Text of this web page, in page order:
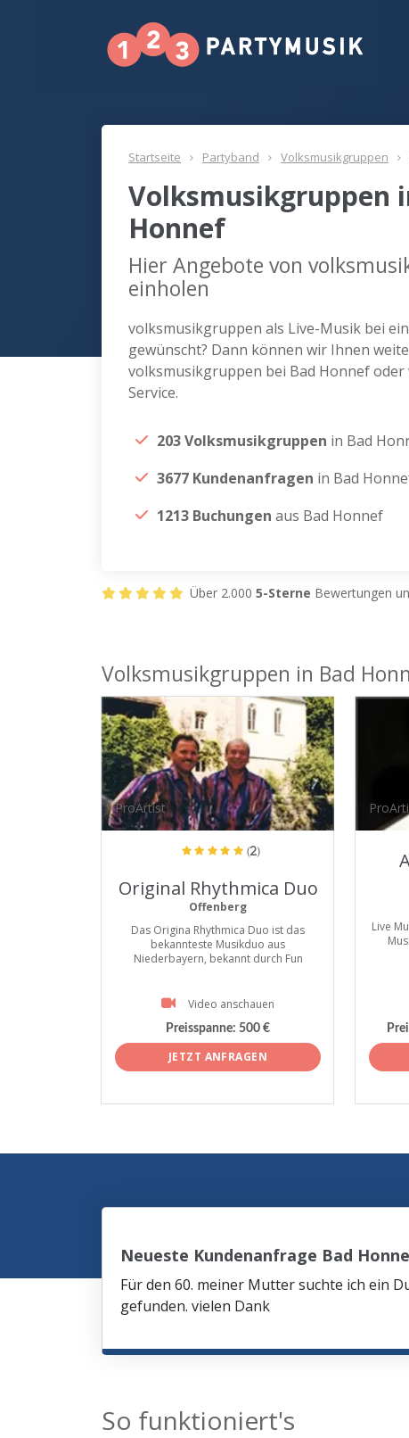
Startseite Partyband Volksmusikgruppen
Volksmusikgruppen
Honnef
Hier Angebote von
einholen
volksmusikgruppen als Live-Musik bei
gewünscht? Dann können wir Ihnen
volksmusikgruppen bei Bad Honnef
Service.
203 Volksmusikgruppen in Bad
3677 Kundenanfragen in Bad
1213 Buchungen aus Bad Honnef
Über 2.000 5-Sterne Bewertungen
Volksmusikgruppen in Bad
ProArtist
(2)
Original Rhythmica Duo
Offenberg
Das Origina Rhythmica Duo ist das
bekannteste Musikduo aus
Niederbayern, bekannt durch Fun
Video anschauen
Preisspanne: 500 €
JETZT ANFRAGEN
Live
Neueste Kundenanfrage Bad
Für den 60. meiner Mutter suchte ich ein
gefunden. vielen Dank
So funktioniert's